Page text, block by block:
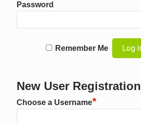
Password
Remember Me
New User Registration
Choose a Username*